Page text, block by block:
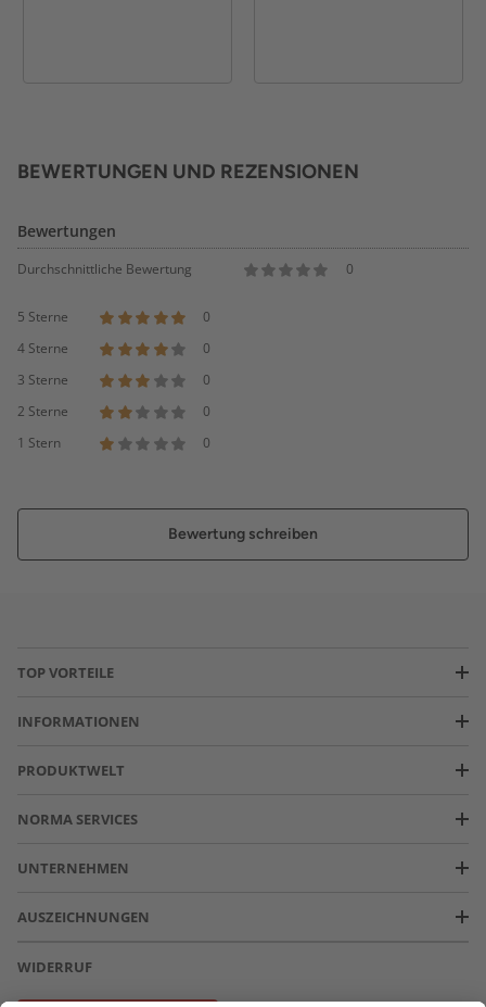
BEWERTUNGEN UND REZENSIONEN
Bewertungen
Durchschnittliche Bewertung 0
5 Sterne
0
4 Sterne
0
3 Sterne
0
2 Sterne
0
1 Stern
0
Bewertung schreiben
TOP VORTEILE
INFORMATIONEN
PRODUKTWELT
NORMA SERVICES
UNTERNEHMEN
AUSZEICHNUNGEN
WIDERRUF